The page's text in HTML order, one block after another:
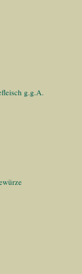
g.g.A.